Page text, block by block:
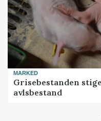
MARKED
Grisebestanden
avlsbestand